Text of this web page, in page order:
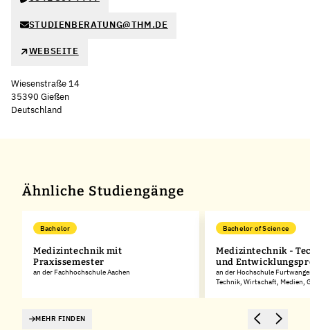
STUDIENBERATUNG@THM.DE
WEBSEITE
Wiesenstraße 14
35390 Gießen
Deutschland
Ähnliche Studiengänge
Bachelor
Medizintechnik mit
Praxissemester
an der Fachhochschule Aachen
Bachelor of Science
Medizintechnik -
und
an der Hochschule
Technik, Wirtschaft, Medien,
MEHR FINDEN